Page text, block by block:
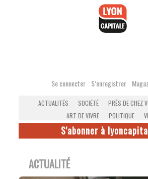
Se connecter S’enregistrer
ACTUALITÉS SOCIÉTÉ PRÈS DE CHEZ
ART DE VIVRE
POLITIQUE
S'abonner à
ACTUALITÉ